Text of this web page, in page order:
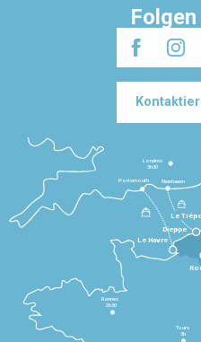
Le Havre
Dieppe
Le
Rennes
2h30
Tours
3h
Londres
3h30
Newhaven
Portsmouth